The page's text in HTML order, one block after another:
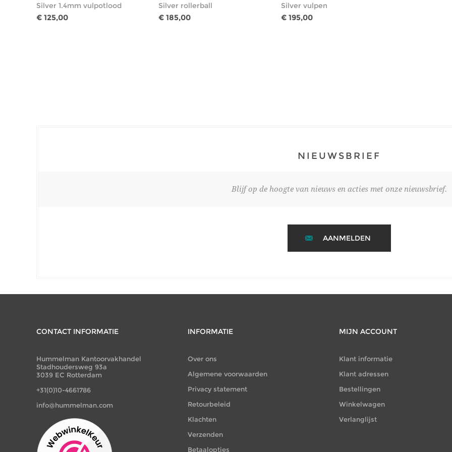
Silver 1.4mm vulpotlood
€ 125,00
Silver rollerball
€ 185,00
Silver vulpen
€ 195,00
NIEUWSBRIEF
Blijf op de hoogte van nieuws en acties met onze nieuwsbrief.
AANMELDEN
CONTACT INFORMATIE
Hummelman Kantoorvakhandel
Stadhoudersweg 93a
3039 EC Rotterdam
+31(0)10-4661786
info@hummelman.com
INFORMATIE
Over ons
Algemene voorwaarden
Privacy statement
Retourbeleid
Klachten
Verzenden
Betaalopties
MIJN ACCOUNT
Klant informatie
Klant adressen
Bestellingen
Winkelwagen
Verlanglijst